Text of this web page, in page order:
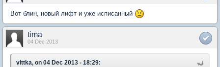
Вот блин, новый лифт и уже исписанный
tima
04 Dec 2013
vittka, on 04 Dec 2013 - 18:29: